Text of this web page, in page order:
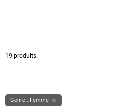
19 produits.
Genre : Femme 